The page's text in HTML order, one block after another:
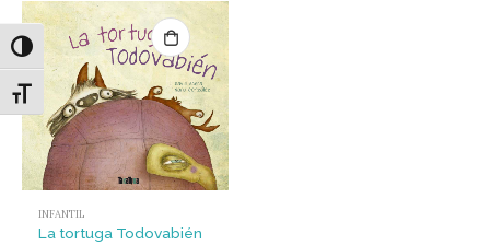
Alternar alto contraste
Alternar tamaño de letra
INFANTIL
La tortuga Todovabién